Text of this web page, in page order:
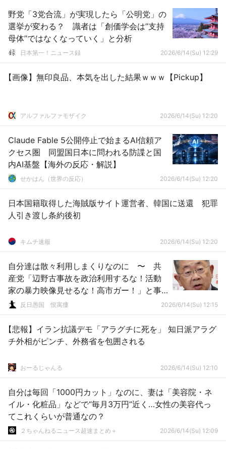
野党「3党合流」が実現したら「公明党」の
選挙が変わる？ 識者は「創価学会は”支持
母体”ではなくなっていく」と分析
日本第一！ニュース録 2026/6/14(Su) 12:29
【画像】無印良品、本気を出した結果ｗｗｗ【Pickup】
アルファルファモザイク 2026/6/14(Su) 12:20
Claude Fable 5公開停止で始まるAI信頼ア
クセス圏 同盟国日本に問われる防諜と国
内AI基盤【海外の反応・解説】
せかはん（世界の反応） 2026/6/14(Su) 12:20
日本国籍取得した海賊版サイト運営者、韓国に送還 犯罪
人引き渡し条約後初
キムチ速報 2026/6/14(Su) 12:20
自分達は散々利用しまくりなのに 〜 共
産党「辺野古事故を政治利用するな！活動
家の暴力映像見せるな！高市ガー！」と事
故を政治利用
反日愚国 恨寓瘻 2026/6/14(Su) 12:15
【悲報】イラン抗議デモ「アラグチに死を」 知日派アラグ
チ外相がピンチ、外務省を包囲される
おーるじゃんる 2026/6/14(Su) 12:10
自分は毎回「1000円カット」なのに、妻は「美容院・ネ
イル・化粧品」などで“毎月3万円”近く…女性の美容代っ
てこれくらいが普通なの？
２ちゃんねるニュース超速まとめ＋ 2026/6/14(Su) 12:09